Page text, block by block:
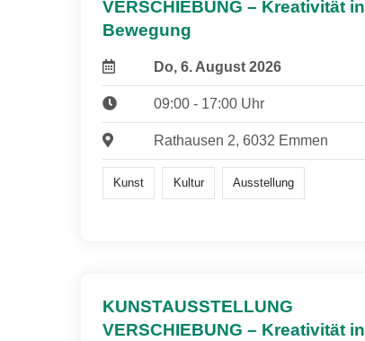
VERSCHIEBUNG – Kreativität in
Bewegung
Do, 6. August 2026
09:00 - 17:00 Uhr
Rathausen 2, 6032 Emmen
Kunst Kultur Ausstellung
KUNSTAUSSTELLUNG
VERSCHIEBUNG – Kreativität in